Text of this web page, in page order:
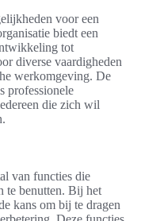
voor een
biedt een
tot
diverse vaardigheden
werkomgeving. De
professionele
die zich wil
van functies die
te benutten. Bij het
kans om bij te dragen